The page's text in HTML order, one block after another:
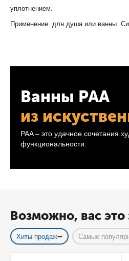
уплотнением.
Применение: для душа или ванны.
Ванны PAA
из
PAA – это удачное сочетания
функциональности.
Возможно, вас это
Хиты продаж Самые